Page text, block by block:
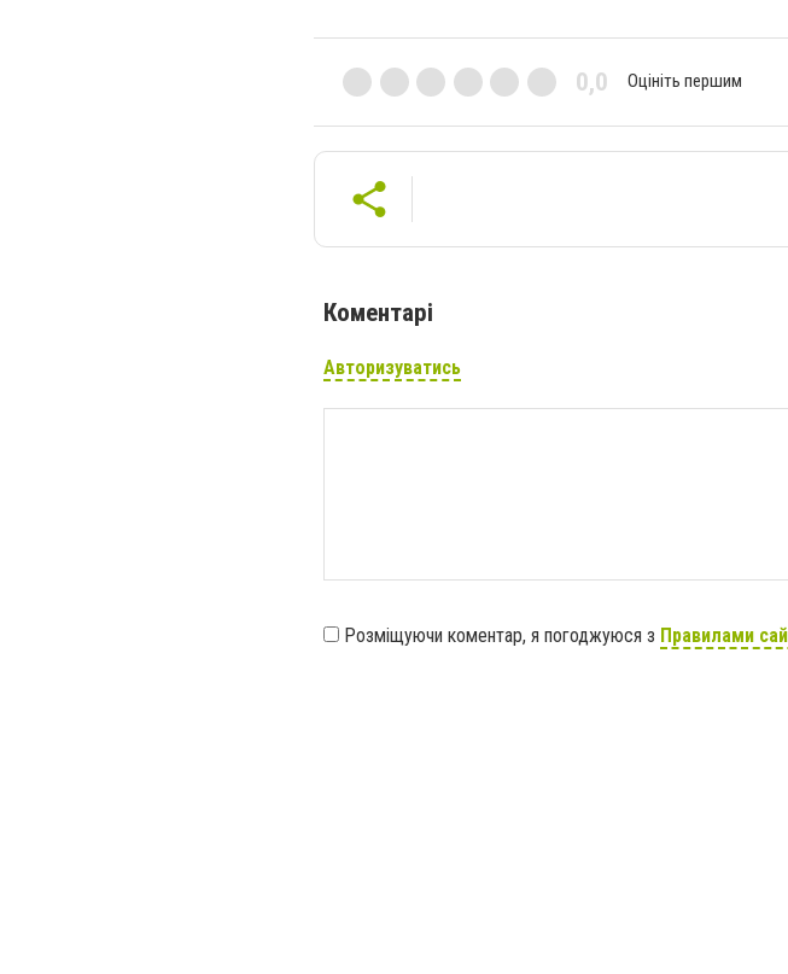
0,0 Оцініть першим
Коментарі
Авторизуватись
Розміщуючи коментар, я погоджуюся з Правилами